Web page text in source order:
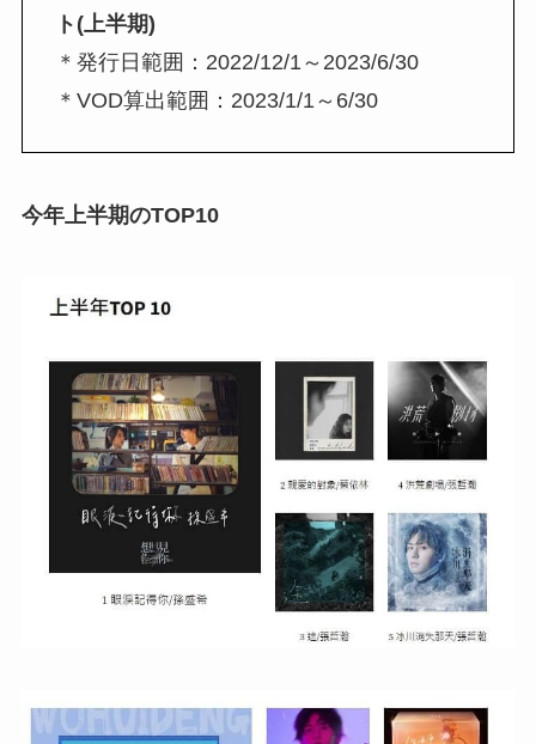
ト(上半期)
＊発行日範囲：2022/12/1～2023/6/30
＊VOD算出範囲：2023/1/1～6/30
今年上半期のTOP10